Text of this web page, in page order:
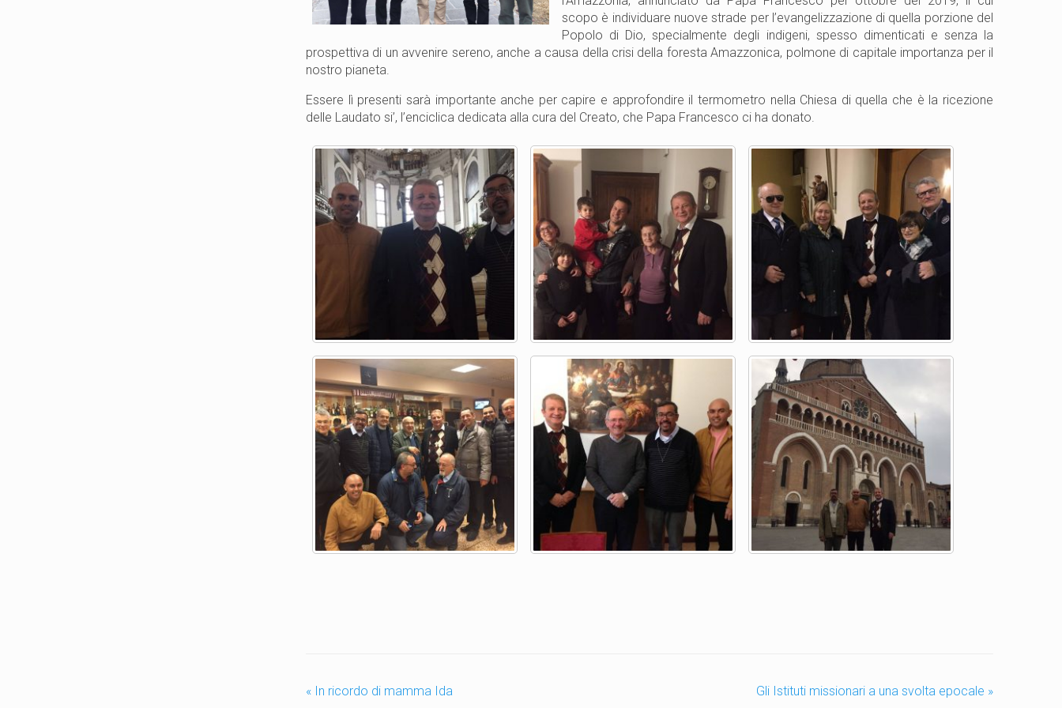
scopo è individuare nuove strade per l’evangelizzazione di quella porzione del
Popolo di Dio, specialmente degli indigeni, spesso dimenticati e senza la
prospettiva di un avvenire sereno, anche a causa della crisi della foresta Amazzonica, polmone di capitale importanza per il
nostro pianeta.
Essere lì presenti sarà importante anche per capire e approfondire il termometro nella Chiesa di quella che è la ricezione
delle Laudato si’, l’enciclica dedicata alla cura del Creato, che Papa Francesco ci ha donato.
« In ricordo di mamma Ida Gli Istituti missionari a una svolta epocale »